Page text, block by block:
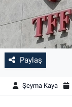
Paylaş
Şeyma Kaya